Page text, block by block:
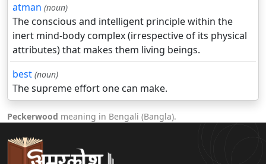
atman (noun)
The conscious and intelligent principle within the
inert mind-body complex (irrespective of its physical
attributes) that makes them living beings.
best (noun)
The supreme effort one can make.
Peckerwood meaning in Bengali (Bangla).